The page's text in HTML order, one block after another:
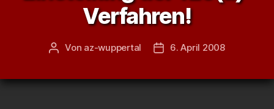
Verfahren!
Beitragsautor
Von az-wuppertal Veröffentlichungsdatum
6. April 2008